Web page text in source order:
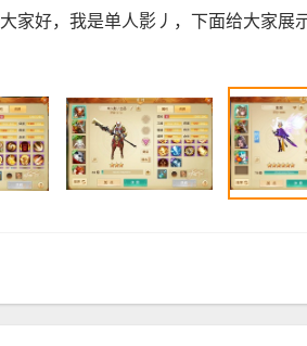
大家好，我是单人影丿，下面给大家